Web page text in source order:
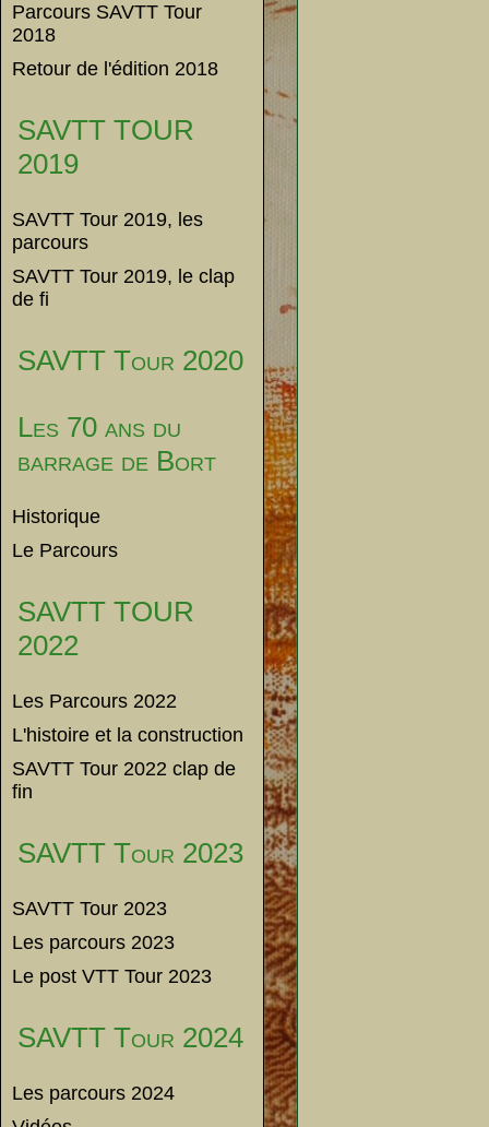
Parcours SAVTT Tour
2018
Retour de l'édition 2018
SAVTT TOUR
2019
SAVTT Tour 2019, les
parcours
SAVTT Tour 2019, le clap
de fi
SAVTT Tour 2020
Les 70 ans du
barrage de Bort
Historique
Le Parcours
SAVTT TOUR
2022
Les Parcours 2022
L'histoire et la construction
SAVTT Tour 2022 clap de
fin
SAVTT Tour 2023
SAVTT Tour 2023
Les parcours 2023
Le post VTT Tour 2023
SAVTT Tour 2024
Les parcours 2024